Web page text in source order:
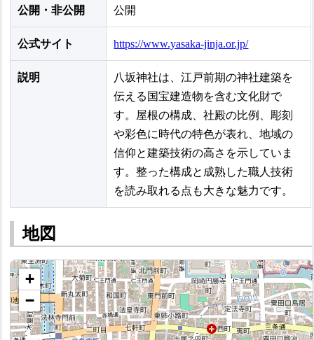
公開・非公開 公開
公式サイト https://www.yasaka-jinja.or.jp/
説明
八坂神社は、江戸前期の神社建築を
伝える国宝建造物を含む文化財で
す。屋根の構成、社殿の比例、彫刻
や彩色に時代の特色が表れ、地域の
信仰と建築技術の高さを示していま
す。整った構成と成熟した職人技術
を読み取れる点も大きな魅力です。
地図
+
−